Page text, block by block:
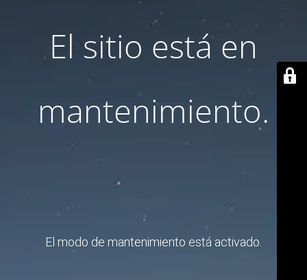
El sitio está en
mantenimiento.
El modo de mantenimiento está activado.